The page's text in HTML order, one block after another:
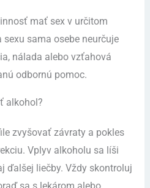
mať sex v určitom
sama osebe neurčuje
nálada alebo vzťahová
odbornú pomoc.
alkohol?
zvyšovať závraty a pokles
Vplyv alkoholu sa líši
ďalšej liečby. Vždy skontroluj